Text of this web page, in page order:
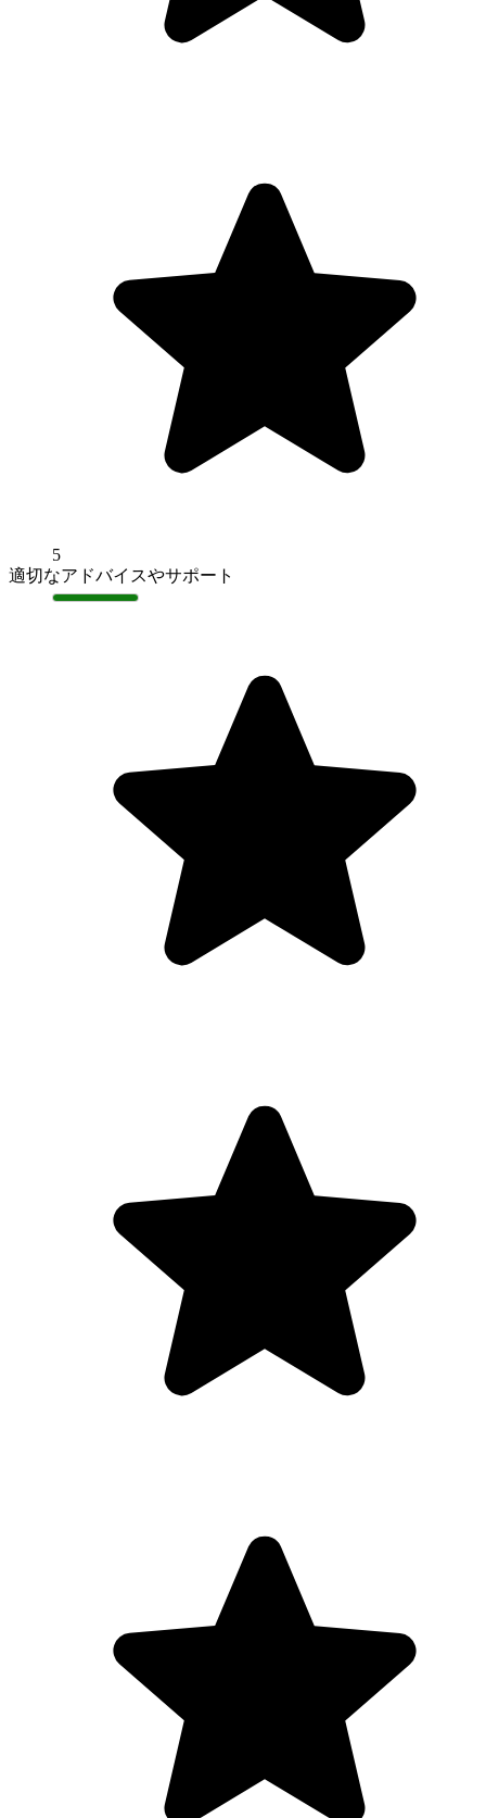
5
適切なアドバイスやサポート